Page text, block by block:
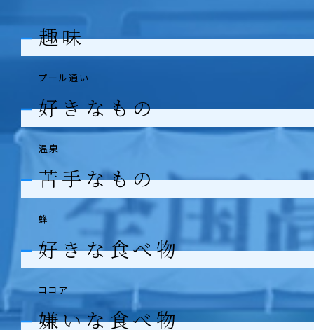
趣味
プール通い
好きなもの
温泉
苦手なもの
蜂
好きな食べ物
ココア
嫌いな食べ物